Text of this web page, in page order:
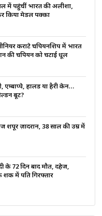
में पहुंचीं भारत की अलीशा,
किया मेडल पक्का
कराटे चैंपियनशिप में भारत
की चैंपियन को चटाई धूल
हालैंड या हैरी केन…
बूट?
शपूर ज़ादरान, 38 साल की उम्र में
72 दिन बाद मौत, दहेज,
शक में पति गिरफ्तार